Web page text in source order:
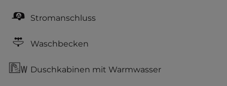
Stromanschluss
Waschbecken
Duschkabinen mit Warmwasser